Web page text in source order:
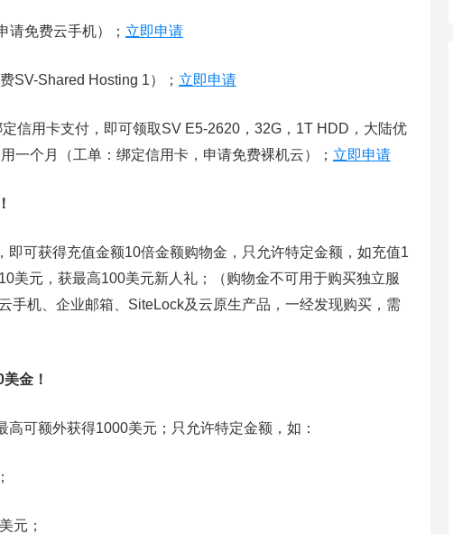
请免费云手机）； 立即申请
SV-Shared Hosting 1）； 立即申请
信用卡支付，即可领取SV E5-2620，32G，1T HDD，大陆优
一个月（工单：绑定信用卡，申请免费裸机云）； 立即申请
可获得充值金额10倍金额购物金，只允许特定金额，如充值1
美元，获最高100美元新人礼；（购物金不可用于购买独立服
手机、企业邮箱、SiteLock及云原生产品，一经发现购买，需
金！
可额外获得1000美元；只允许特定金额，如：
元；